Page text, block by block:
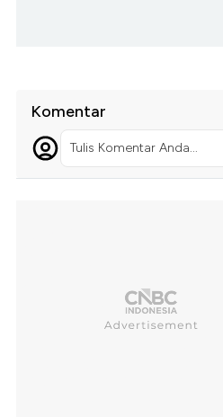
Komentar
Tulis Komentar Anda...